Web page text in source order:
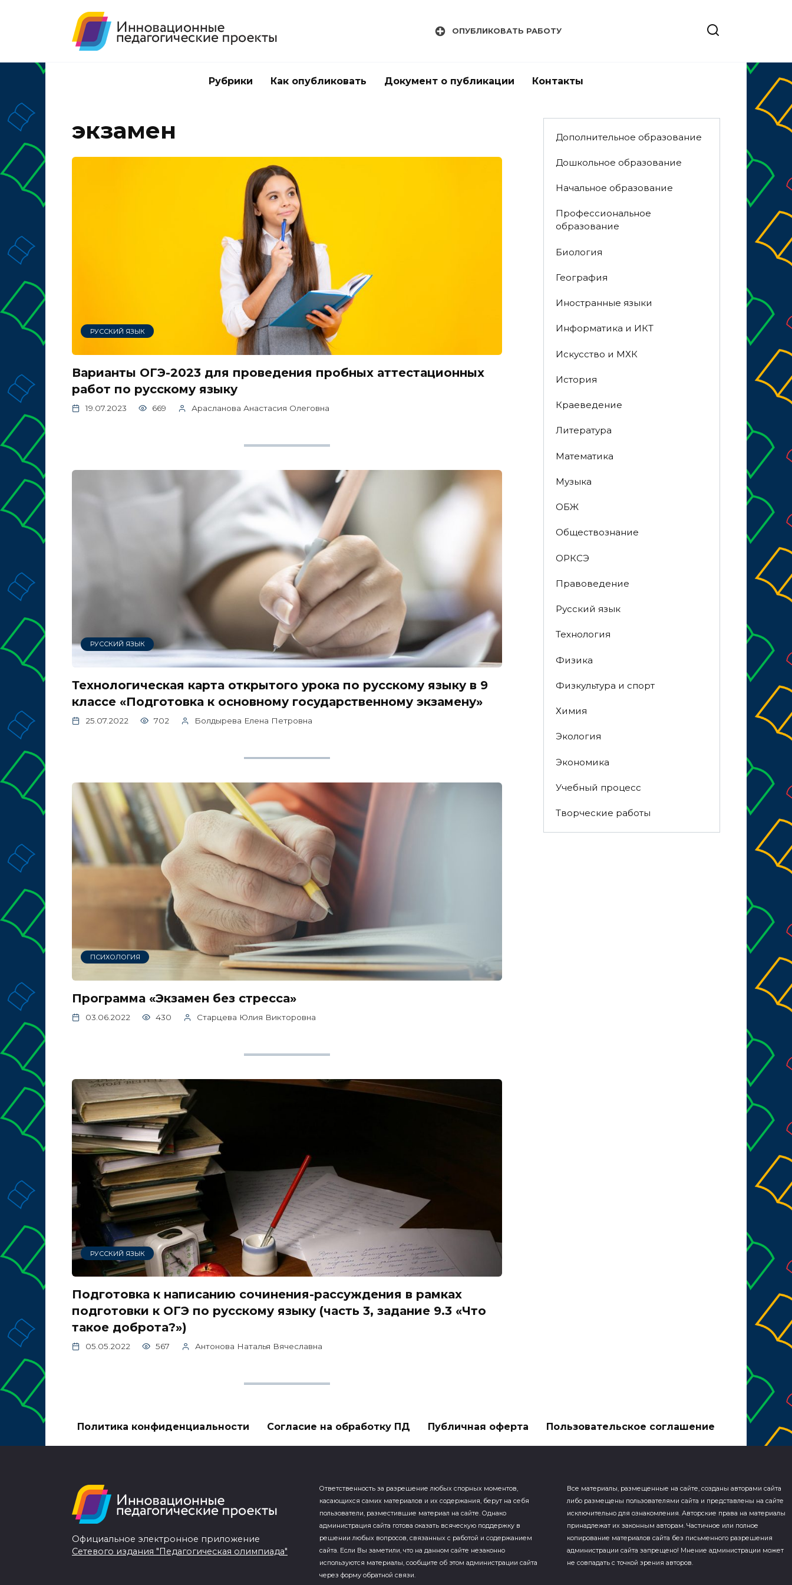
ОПУБЛИКОВАТЬ РАБОТУ
Рубрики Как опубликовать Документ о публикации Контакты
экзамен
РУССКИЙ ЯЗЫК
Варианты ОГЭ-2023 для проведения пробных аттестационных
работ по русскому языку
19.07.2023 669 Арасланова Анастасия Олеговна
РУССКИЙ ЯЗЫК
Технологическая карта открытого урока по русскому языку в 9
классе «Подготовка к основному государственному экзамену»
25.07.2022 702 Болдырева Елена Петровна
ПСИХОЛОГИЯ
Программа «Экзамен без стресса»
03.06.2022 430 Старцева Юлия Викторовна
РУССКИЙ ЯЗЫК
Подготовка к написанию сочинения-рассуждения в рамках
подготовки к ОГЭ по русскому языку (часть 3, задание 9.3 «Что
такое доброта?»)
05.05.2022 567 Антонова Наталья Вячеславна
Дополнительное образование
Дошкольное образование
Начальное образование
Профессиональное
образование
Биология
География
Иностранные языки
Информатика и ИКТ
Искусство и МХК
История
Краеведение
Литература
Математика
Музыка
ОБЖ
Обществознание
ОРКСЭ
Правоведение
Русский язык
Технология
Физика
Физкультура и спорт
Химия
Экология
Экономика
Учебный процесс
Творческие работы
Политика конфиденциальности Согласие на обработку ПД Публичная оферта Пользовательское соглашение
Официальное электронное приложение
Сетевого издания "Педагогическая олимпиада"
Ответственность за разрешение любых спорных моментов,
касающихся самих материалов и их содержания, берут на себя
пользователи, разместившие материал на сайте. Однако
администрация сайта готова оказать всяческую поддержку в
решении любых вопросов, связанных с работой и содержанием
сайта. Если Вы заметили, что на данном сайте незаконно
используются материалы, сообщите об этом администрации сайта
через форму обратной связи.
Все материалы, размещенные на сайте, созданы авторами сайта
либо размещены пользователями сайта и представлены на сайте
исключительно для ознакомления. Авторские права на материалы
принадлежат их законным авторам. Частичное или полное
копирование материалов сайта без письменного разрешения
администрации сайта запрещено! Мнение администрации может
не совпадать с точкой зрения авторов.